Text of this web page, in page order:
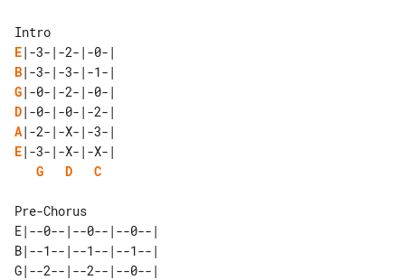
E
B
G
D
A
E
G
D C
Pre-Chorus
E|--0--|--0--|--0--|
B|--1--|--1--|--1--|
G|--2--|--2--|--0--|